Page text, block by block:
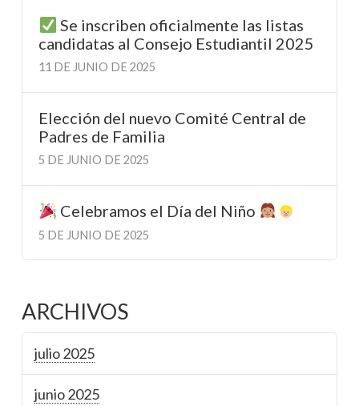
Se inscriben oficialmente las listas
candidatas al Consejo Estudiantil 2025
11 DE JUNIO DE 2025
Elección del nuevo Comité Central de
Padres de Familia
5 DE JUNIO DE 2025
Celebramos el Día del Niño
5 DE JUNIO DE 2025
ARCHIVOS
julio 2025
junio 2025